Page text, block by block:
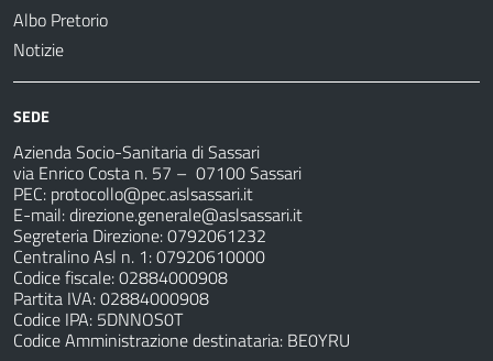
Albo Pretorio
Notizie
SEDE
Azienda Socio-Sanitaria di Sassari
via Enrico Costa n. 57 – 07100 Sassari
PEC: protocollo@pec.aslsassari.it
E-mail:direzione.generale@aslsassari.it
Segreteria Direzione: 0792061232
Centralino Asl n. 1: 07920610000
Codice fiscale: 02884000908
Partita IVA: 02884000908
Codice IPA: 5DNNOS0T
Codice Amministrazione destinataria: BE0YRU